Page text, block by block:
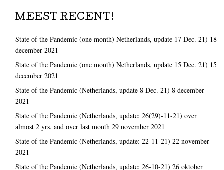
MEEST RECENT!
State of the Pandemic (one month) Netherlands, update 17 Dec. 21) 18
december 2021
State of the Pandemic (one month) Netherlands, update 15 Dec. 21) 15
december 2021
State of the Pandemic (Netherlands, update 8 Dec. 21) 8 december
2021
State of the Pandemic (Netherlands, update: 26(29)-11-21) over
almost 2 yrs. and over last month 29 november 2021
State of the Pandemic (Netherlands, update: 22-11-21) 22 november
2021
State of the Pandemic (Netherlands, update: 26-10-21) 26 oktober